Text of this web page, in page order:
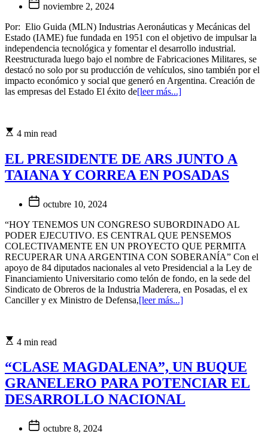
noviembre 2, 2024
Por: Elio Guida (MLN) Industrias Aeronáuticas y Mecánicas del
Estado (IAME) fue fundada en 1951 con el objetivo de impulsar la
independencia tecnológica y fomentar el desarrollo industrial.
Reestructurada luego bajo el nombre de Fabricaciones Militares, se
destacó no solo por su producción de vehículos, sino también por el
impacto económico y social que generó en Argentina. Creación de
las empresas del Estado El éxito de[leer más...]
4 min read
EL PRESIDENTE DE ARS JUNTO A
TAIANA Y CORREA EN POSADAS
octubre 10, 2024
“HOY TENEMOS UN CONGRESO SUBORDINADO AL
PODER EJECUTIVO. ES CENTRAL QUE PENSEMOS
COLECTIVAMENTE EN UN PROYECTO QUE PERMITA
RECUPERAR UNA ARGENTINA CON SOBERANÍA” Con el
apoyo de 84 diputados nacionales al veto Presidencial a la Ley de
Financiamiento Universitario como telón de fondo, en la sede del
Sindicato de Obreros de la Industria Maderera, en Posadas, el ex
Canciller y ex Ministro de Defensa,[leer más...]
4 min read
“CLASE MAGDALENA”, UN BUQUE
GRANELERO PARA POTENCIAR EL
DESARROLLO NACIONAL
octubre 8, 2024